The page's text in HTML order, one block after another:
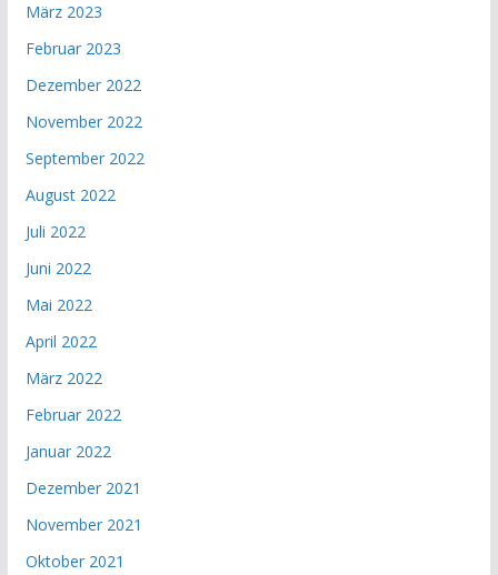
März 2023
Februar 2023
Dezember 2022
November 2022
September 2022
August 2022
Juli 2022
Juni 2022
Mai 2022
April 2022
März 2022
Februar 2022
Januar 2022
Dezember 2021
November 2021
Oktober 2021